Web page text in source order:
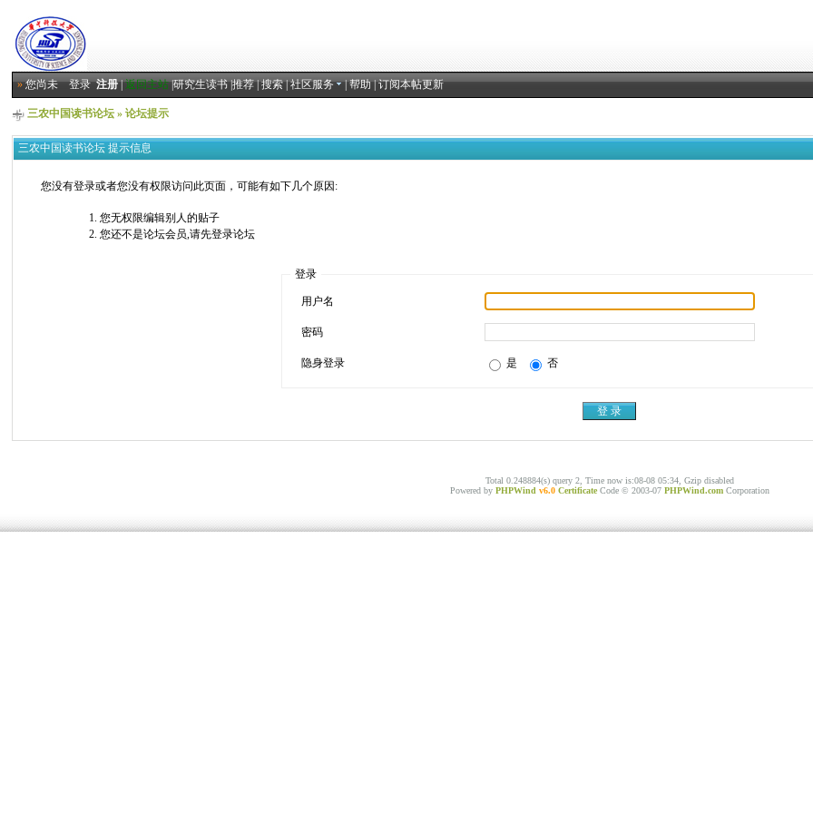
»您尚未登录 注册|返回主站|研究生读书|推荐|搜索|社区服务 |帮助|订阅本帖更新
三农中国读书论坛 » 论坛提示
三农中国读书论坛 提示信息
您没有登录或者您没有权限访问此页面，可能有如下几个原因:
您无权限编辑别人的贴子
您还不是论坛会员,请先登录论坛
登录
用户名
密码
隐身登录 是 否
Total 0.248884(s) query 2, Time now is:08-08 05:34, Gzip disabled
Powered by PHPWind v6.0 Certificate Code © 2003-07 PHPWind.com Corporation